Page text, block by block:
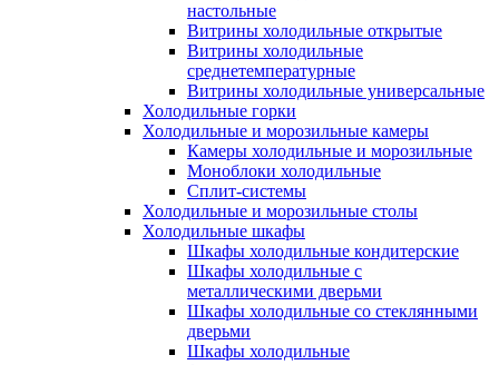
настольные
Витрины холодильные открытые
Витрины холодильные
среднетемпературные
Витрины холодильные универсальные
Холодильные горки
Холодильные и морозильные камеры
Камеры холодильные и морозильные
Моноблоки холодильные
Сплит-системы
Холодильные и морозильные столы
Холодильные шкафы
Шкафы холодильные кондитерские
Шкафы холодильные с
металлическими дверьми
Шкафы холодильные со стеклянными
дверьми
Шкафы холодильные